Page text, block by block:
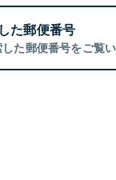
た郵便番号
た郵便番号をご覧い